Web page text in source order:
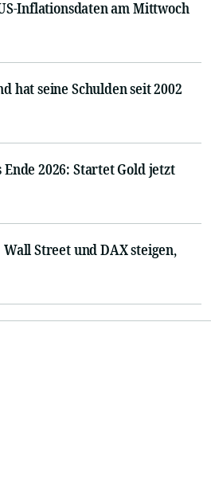
Inflationsdaten am Mittwoch
hat seine Schulden seit 2002
2026: Startet Gold jetzt
Street und DAX steigen,